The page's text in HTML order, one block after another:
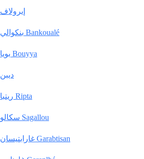
إيرولاف
بنكوالي Bankoualé
بويا Bouyya
ديبن
ريتبا Ripta
سكالو Sagallou
غارابتيسان Garabtisan